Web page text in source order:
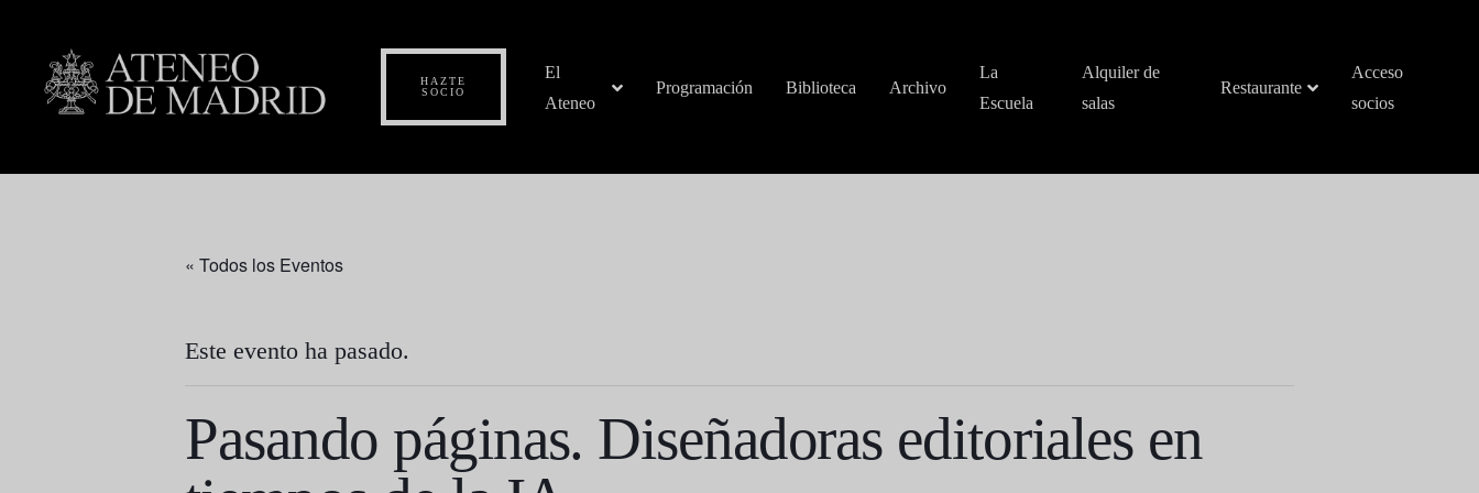
HAZTE
SOCIO
El
Ateneo
Programación Biblioteca Archivo
La
Escuela
Alquiler de
salas
Restaurante
Acceso
socios
« Todos los Eventos
Este evento ha pasado.
Pasando páginas. Diseñadoras editoriales en